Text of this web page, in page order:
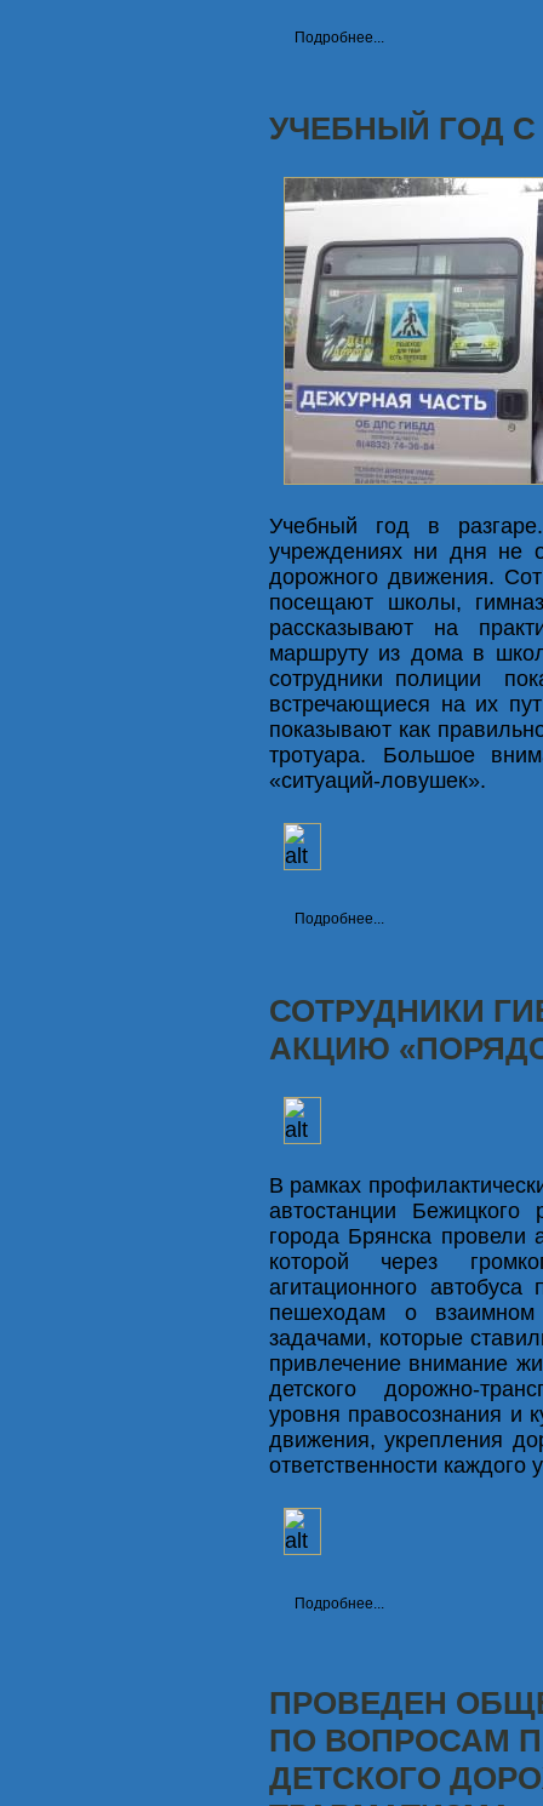
Подробнее...
УЧЕБНЫЙ ГОД
Учебный год в
учреждениях ни дня не
дорожного движения.
посещают школы,
рассказывают на
маршруту из дома в
сотрудники полиции
встречающиеся на их
показывают как
тротуара. Большое
«ситуаций-ловушек».
Подробнее...
СОТРУДНИКИ
АКЦИЮ
В рамках
автостанции Бежицкого
города Брянска
которой через
агитационного
пешеходам о
задачами, которые
привлечение внимание
детского дорожно-
уровня правосознания и
движения, укрепления
ответственности каждого
Подробнее...
ПРОВЕДЕН
ПО ВОПРОСАМ
ДЕТСКОГО